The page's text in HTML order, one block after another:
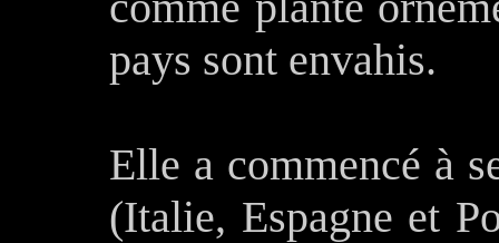
pays sont envahis.
Elle a commencé à
(Italie, Espagne et